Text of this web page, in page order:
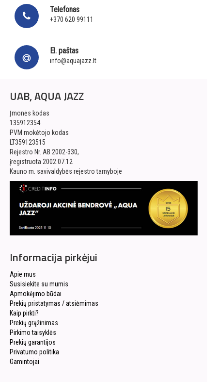
Telefonas
+370 620 99111
El. paštas
info@aquajazz.lt
UAB, AQUA JAZZ
Įmonės kodas
135912354
PVM mokėtojo kodas
LT359123515
Rejestro Nr. AB 2002-330,
įregistruota 2002.07.12
Kauno m. savivaldybės rejestro tarnyboje
Informacija pirkėjui
Apie mus
Susisiekite su mumis
Apmokėjimo būdai
Prekių pristatymas / atsiėmimas
Kaip pirkti?
Prekių grąžinimas
Pirkimo taisyklės
Prekių garantijos
Privatumo politika
Gamintojai